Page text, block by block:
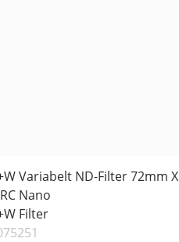
Variabelt ND-Filter 72mm
Nano
Filter